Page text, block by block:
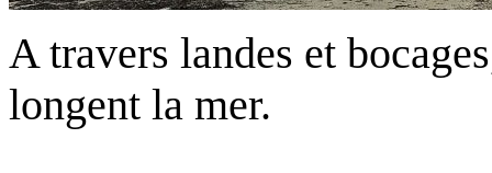
A travers landes et
longent la mer.